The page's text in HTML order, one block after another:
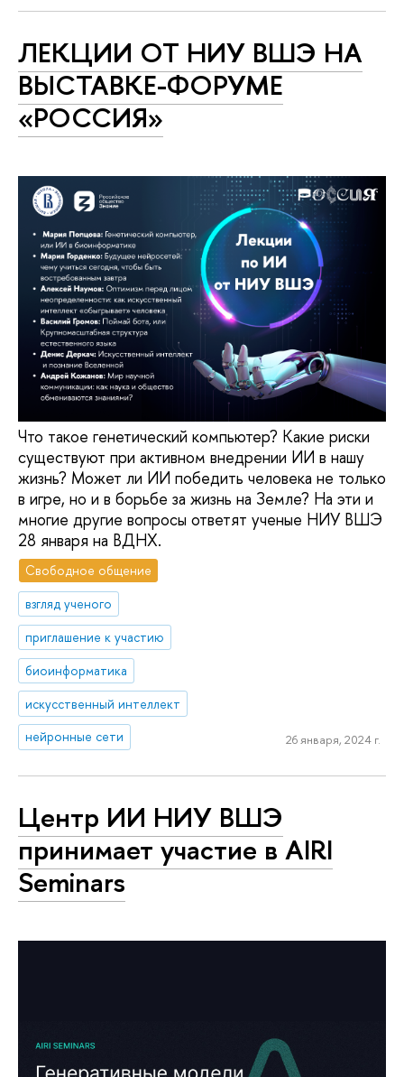
ЛЕКЦИИ ОТ НИУ ВШЭ НА
ВЫСТАВКЕ-ФОРУМЕ
«РОССИЯ»
Что такое генетический компьютер? Какие риски
существуют при активном внедрении ИИ в нашу
жизнь? Может ли ИИ победить человека не только
в игре, но и в борьбе за жизнь на Земле? На эти и
многие другие вопросы ответят ученые НИУ ВШЭ
28 января на ВДНХ.
Свободное общение
взгляд ученого
приглашение к участию
биоинформатика
искусственный интеллект
нейронные сети
26 января, 2024 г.
Центр ИИ НИУ ВШЭ
принимает участие в AIRI
Seminars